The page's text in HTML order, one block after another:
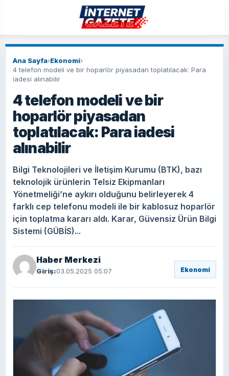
Ana Sayfa›Ekonomi›
4 telefon modeli ve bir hoparlör piyasadan toplatılacak: Para
iadesi alınabilir
4 telefon modeli ve bir
hoparlör piyasadan
toplatılacak: Para iadesi
alınabilir
Bilgi Teknolojileri ve İletişim Kurumu (BTK), bazı
teknolojik ürünlerin Telsiz Ekipmanları
Yönetmeliği’ne aykırı olduğunu belirleyerek 4
farklı cep telefonu modeli ile bir kablosuz hoparlör
için toplatma kararı aldı. Karar, Güvensiz Ürün Bilgi
Sistemi (GÜBİS)...
Haber Merkezi
Giriş:03.05.2025 05:07 Ekonomi